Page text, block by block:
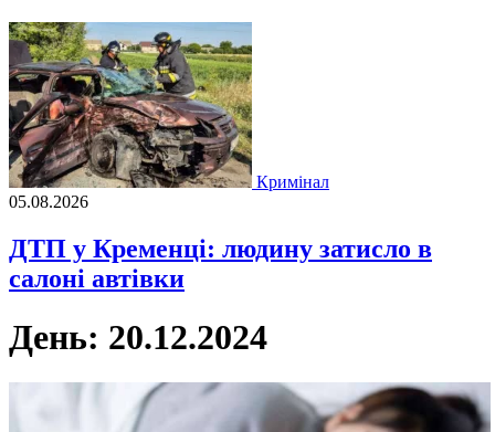
Кримінал
05.08.2026
ДТП у Кременці: людину затисло в
салоні автівки
День: 20.12.2024